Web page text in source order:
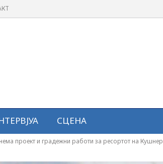
СЦЕНА
проект и градежни работи за ресортот на Кушнер